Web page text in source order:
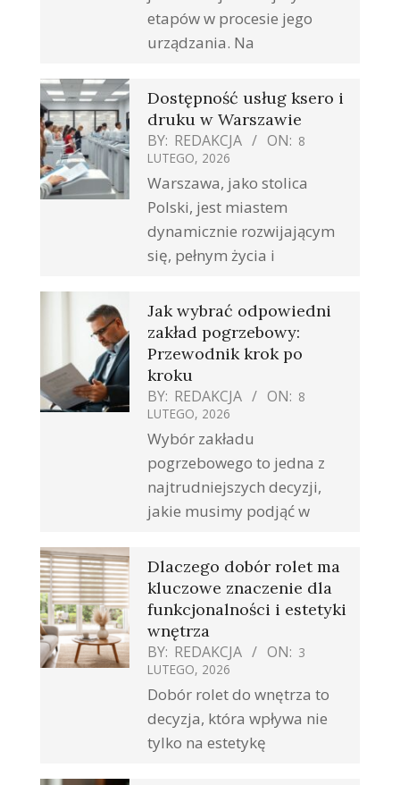
etapów w procesie jego
urządzania. Na
Dostępność usług ksero i
druku w Warszawie
BY: REDAKCJA ON: 8
LUTEGO, 2026
Warszawa, jako stolica
Polski, jest miastem
dynamicznie rozwijającym
się, pełnym życia i
Jak wybrać odpowiedni
zakład pogrzebowy:
Przewodnik krok po
kroku
BY: REDAKCJA ON: 8
LUTEGO, 2026
Wybór zakładu
pogrzebowego to jedna z
najtrudniejszych decyzji,
jakie musimy podjąć w
Dlaczego dobór rolet ma
kluczowe znaczenie dla
funkcjonalności i estetyki
wnętrza
BY: REDAKCJA ON: 3
LUTEGO, 2026
Dobór rolet do wnętrza to
decyzja, która wpływa nie
tylko na estetykę